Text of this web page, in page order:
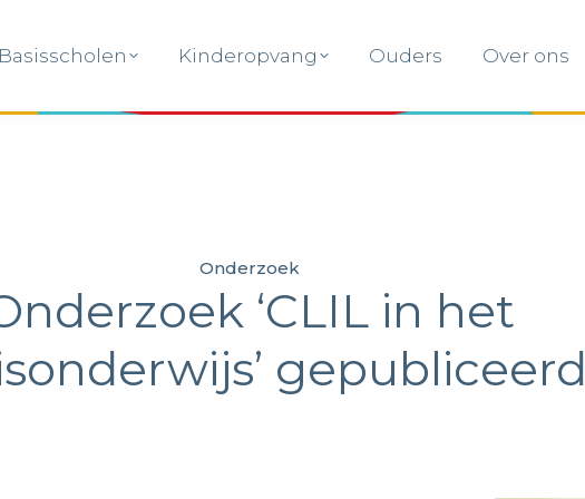
Kinderopvang Ouders Over ons
Onderzoek
‘CLIL in het
gepubliceerd
Kinderopvang Ouders Over ons